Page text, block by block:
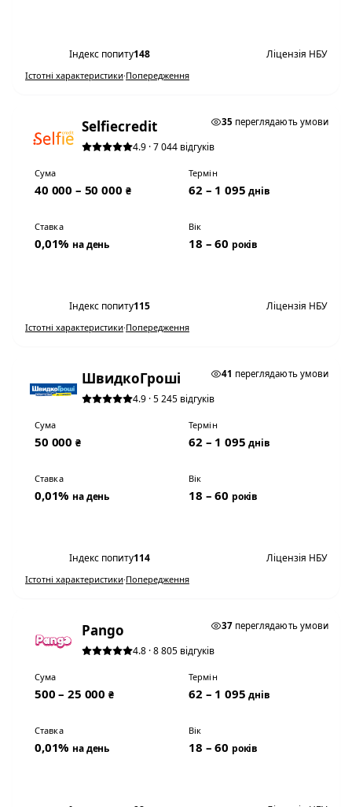
Індекс попиту148 Ліцензія НБУ
Істотні характеристики·Попередження
35 переглядають умови
Selfiecredit
4.9 · 7 044 відгуків
Сума
40 000 – 50 000 ₴
Термін
62 – 1 095днів
Ставка
0,01% на день
Вік
18 – 60 років
Індекс попиту115 Ліцензія НБУ
Істотні характеристики·Попередження
41 переглядають умови
ШвидкоГроші
4.9 · 5 245 відгуків
Сума
50 000 ₴
Термін
62 – 1 095днів
Ставка
0,01% на день
Вік
18 – 60 років
Індекс попиту114 Ліцензія НБУ
Істотні характеристики·Попередження
37переглядають умови
Pango
4.8 · 8 805 відгуків
Сума
500 – 25 000₴
Термін
62 – 1 095днів
Ставка
0,01% на день
Вік
18 – 60 років